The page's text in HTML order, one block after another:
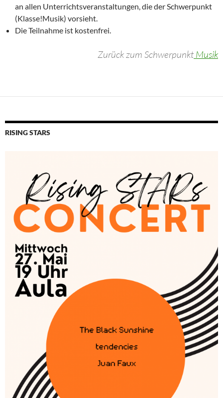
an allen Unterrichtsveranstaltungen, die der Schwerpunkt
(Klasse!Musik) vorsieht.
Die Teilnahme ist kostenfrei.
Zurück zum Schwerpunkt Musik
RISING STARS